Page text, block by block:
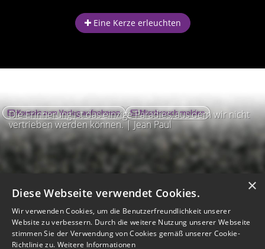
Eine Kerze erleuchten
Die Erinnerung ist das einzige Paradies, aus dem wir nicht
vertrieben werden können. | Jean Paul
Kontakt zum Verlag aufnehmen Missbrauch melden
×
Diese Webseite verwendet Cookies.
Wir verwenden Cookies, um die Benutzerfreundlichkeit unserer
Website zu verbessern. Durch die weitere Nutzung unserer Webseite
stimmen Sie der Verwendung von Cookies gemäß unserer Cookie-
Richtlinie zu. Weitere Informationen